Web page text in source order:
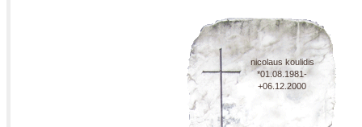
nicolaus koulidis
*01.08.1981-
+06.12.2000